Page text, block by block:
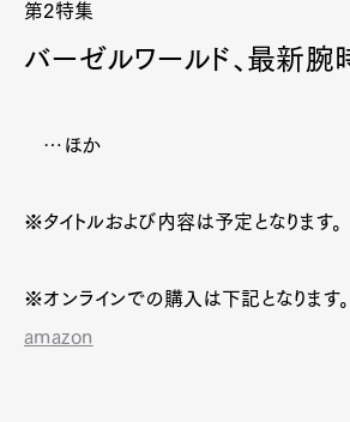
第2特集
バーゼルワールド、最新腕
…ほか
※タイトルおよび内容は予定となります。
※オンラインでの購入は下記となります。
amazon